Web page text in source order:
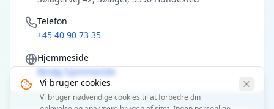
Telefon
+45 40 90 73 35
Hjemmeside
Besøg hjemmeside
Vi bruger cookies
Vi bruger nødvendige cookies til at forbedre din